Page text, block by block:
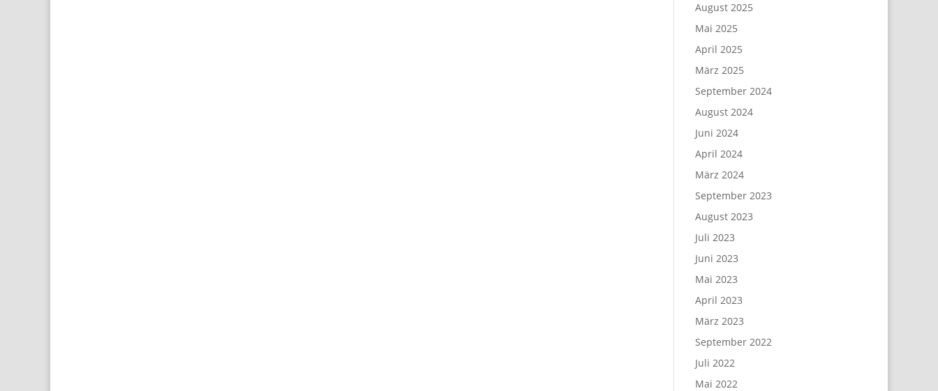
August 2025
Mai 2025
April 2025
März 2025
September 2024
August 2024
Juni 2024
April 2024
März 2024
September 2023
August 2023
Juli 2023
Juni 2023
Mai 2023
April 2023
März 2023
September 2022
Juli 2022
Mai 2022